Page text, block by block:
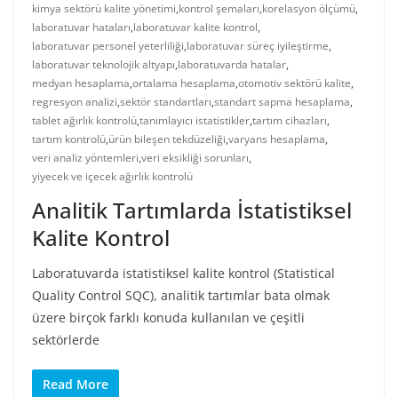
kimya sektörü kalite yönetimi,kontrol şemaları,korelasyon ölçümü,
laboratuvar hataları,laboratuvar kalite kontrol,
laboratuvar personel yeterliliği,laboratuvar süreç iyileştirme,
laboratuvar teknolojik altyapı,laboratuvarda hatalar,
medyan hesaplama,ortalama hesaplama,otomotiv sektörü kalite,
regresyon analizi,sektör standartları,standart sapma hesaplama,
tablet ağırlık kontrolü,tanımlayıcı istatistikler,tartım cihazları,
tartım kontrolü,ürün bileşen tekdüzeliği,varyans hesaplama,
veri analiz yöntemleri,veri eksikliği sorunları,
yiyecek ve içecek ağırlık kontrolü
Analitik Tartımlarda İstatistiksel
Kalite Kontrol
Laboratuvarda istatistiksel kalite kontrol (Statistical
Quality Control SQC), analitik tartımlar bata olmak
üzere birçok farklı konuda kullanılan ve çeşitli
sektörlerde
Read More